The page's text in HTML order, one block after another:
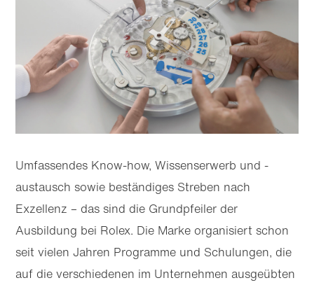
Umfassendes Know-how, Wissenserwerb und -
austausch sowie beständiges Streben nach
Exzellenz – das sind die Grundpfeiler der
Ausbildung bei Rolex. Die Marke organisiert schon
seit vielen Jahren Programme und Schulungen, die
auf die verschiedenen im Unternehmen ausgeübten